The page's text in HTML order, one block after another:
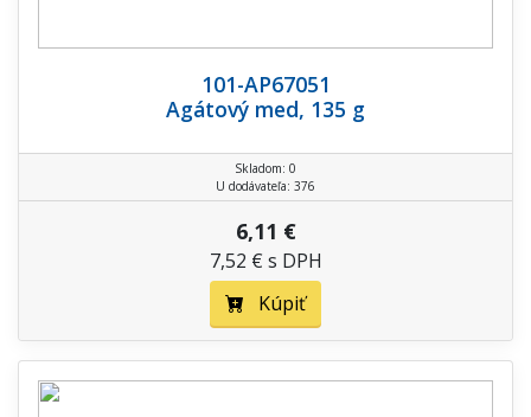
101-AP67051
Agátový med, 135 g
Skladom: 0
U dodávateľa: 376
6,11 €
7,52 € s DPH
Kúpiť